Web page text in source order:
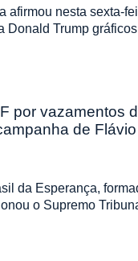
afirmou nesta sexta-
Donald Trump
por vazamentos
de
da Esperança,
o Supremo